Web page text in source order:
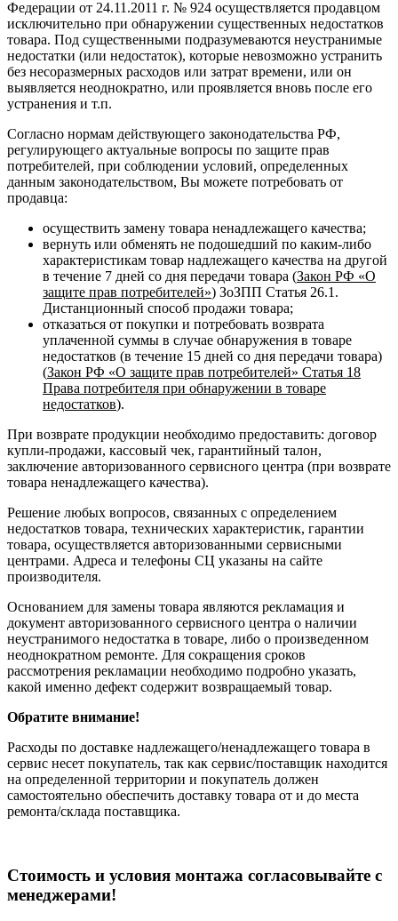
Федерации от 24.11.2011 г. № 924 осуществляется продавцом
исключительно при обнаружении существенных недостатков
товара. Под существенными подразумеваются неустранимые
недостатки (или недостаток), которые невозможно устранить
без несоразмерных расходов или затрат времени, или он
выявляется неоднократно, или проявляется вновь после его
устранения и т.п.
Согласно нормам действующего законодательства РФ,
регулирующего актуальные вопросы по защите прав
потребителей, при соблюдении условий, определенных
данным законодательством, Вы можете потребовать от
продавца:
осуществить замену товара ненадлежащего качества;
вернуть или обменять не подошедший по каким-либо
характеристикам товар надлежащего качества на другой
в течение 7 дней со дня передачи товара (Закон РФ «О
защите прав потребителей») ЗоЗПП Статья 26.1.
Дистанционный способ продажи товара;
отказаться от покупки и потребовать возврата
уплаченной суммы в случае обнаружения в товаре
недостатков (в течение 15 дней со дня передачи товара)
(Закон РФ «О защите прав потребителей» Статья 18
Права потребителя при обнаружении в товаре
недостатков).
При возврате продукции необходимо предоставить: договор
купли-продажи, кассовый чек, гарантийный талон,
заключение авторизованного сервисного центра (при возврате
товара ненадлежащего качества).
Решение любых вопросов, связанных с определением
недостатков товара, технических характеристик, гарантии
товара, осуществляется авторизованными сервисными
центрами. Адреса и телефоны СЦ указаны на сайте
производителя.
Основанием для замены товара являются рекламация и
документ авторизованного сервисного центра о наличии
неустранимого недостатка в товаре, либо о произведенном
неоднократном ремонте. Для сокращения сроков
рассмотрения рекламации необходимо подробно указать,
какой именно дефект содержит возвращаемый товар.
Обратите внимание!
Расходы по доставке надлежащего/ненадлежащего товара в
сервис несет покупатель, так как сервис/поставщик находится
на определенной территории и покупатель должен
самостоятельно обеспечить доставку товара от и до места
ремонта/склада поставщика.
Cтоимость и условия монтажа согласовывайте с
менеджерами!